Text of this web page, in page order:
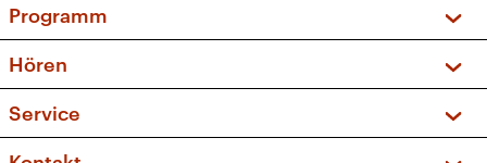
Programm
Sendungen und Podcasts
Musikliste
Hören
Frequenzen (UKW + DAB+)
Service
FAQ